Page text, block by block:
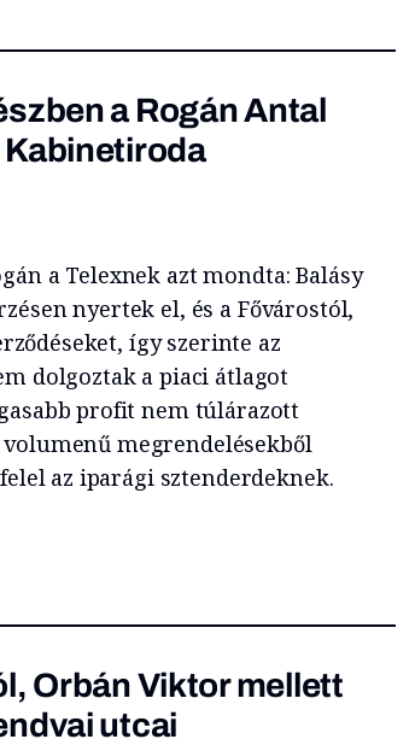
a Rogán Antal
a Telexnek azt mondta: Balásy
nyertek el, és a Fővárostól,
így szerinte az
dolgoztak a piaci átlagot
profit nem túlárazott
megrendelésekből
az iparági sztenderdeknek.
Orbán Viktor mellett
utcai